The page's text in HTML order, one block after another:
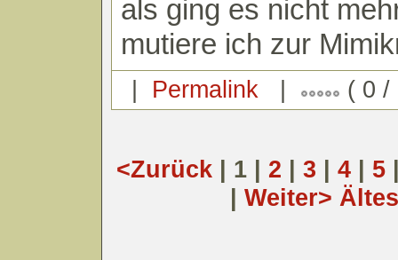
als ging es nicht
mutiere ich zur
Permalink| ( 0 /
<Zurück | 1 | 2 | 3 | 4 | 5
| Weiter>